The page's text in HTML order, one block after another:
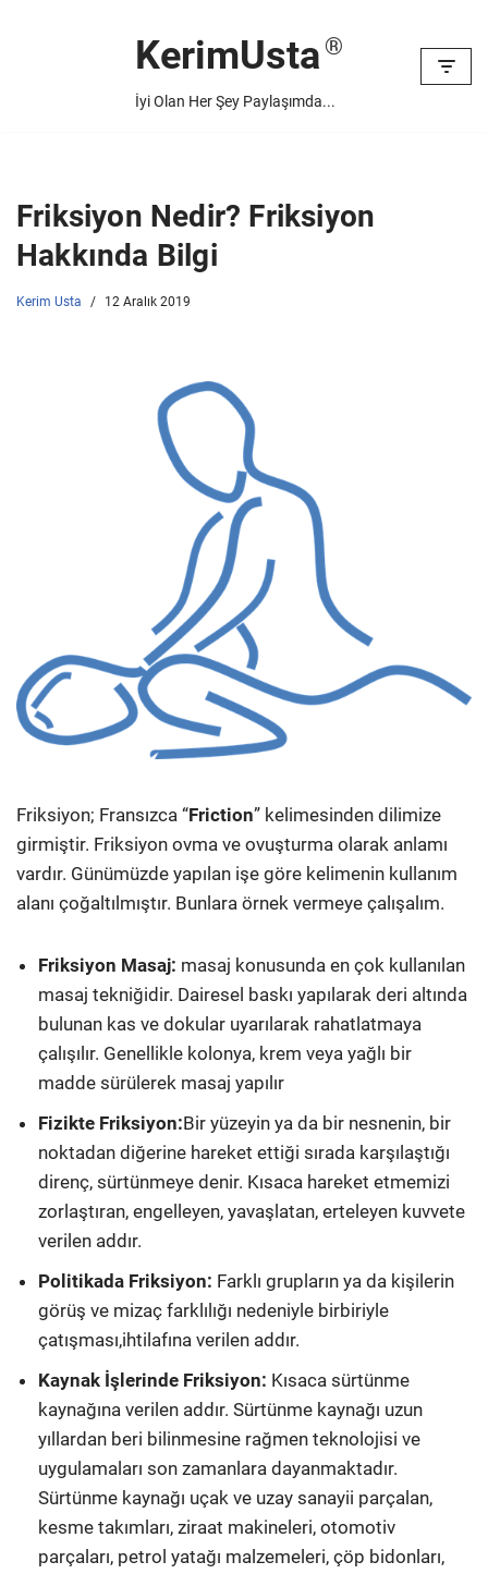
KerimUsta
İyi Olan Her Şey Paylaşımda...
Friksiyon Nedir? Friksiyon
Hakkında Bilgi
Kerim Usta 12 Aralık 2019
Friksiyon; Fransızca “Friction” kelimesinden dilimize
girmiştir. Friksiyon ovma ve ovuşturma olarak anlamı
vardır. Günümüzde yapılan işe göre kelimenin kullanım
alanı çoğaltılmıştır. Bunlara örnek vermeye çalışalım.
Friksiyon Masaj: masaj konusunda en çok kullanılan
masaj tekniğidir. Dairesel baskı yapılarak deri altında
bulunan kas ve dokular uyarılarak rahatlatmaya
çalışılır. Genellikle kolonya, krem veya yağlı bir
madde sürülerek masaj yapılır
Fizikte Friksiyon:Bir yüzeyin ya da bir nesnenin, bir
noktadan diğerine hareket ettiği sırada karşılaştığı
direnç, sürtünmeye denir. Kısaca hareket etmemizi
zorlaştıran, engelleyen, yavaşlatan, erteleyen kuvvete
verilen addır.
Politikada Friksiyon: Farklı grupların ya da kişilerin
görüş ve mizaç farklılığı nedeniyle birbiriyle
çatışması,ihtilafına verilen addır.
Kaynak İşlerinde Friksiyon: Kısaca sürtünme
kaynağına verilen addır. Sürtünme kaynağı uzun
yıllardan beri bilinmesine rağmen teknolojisi ve
uygulamaları son zamanlara dayanmaktadır.
Sürtünme kaynağı uçak ve uzay sanayii parçalan,
kesme takımları, ziraat makineleri, otomotiv
parçaları, petrol yatağı malzemeleri, çöp bidonları,